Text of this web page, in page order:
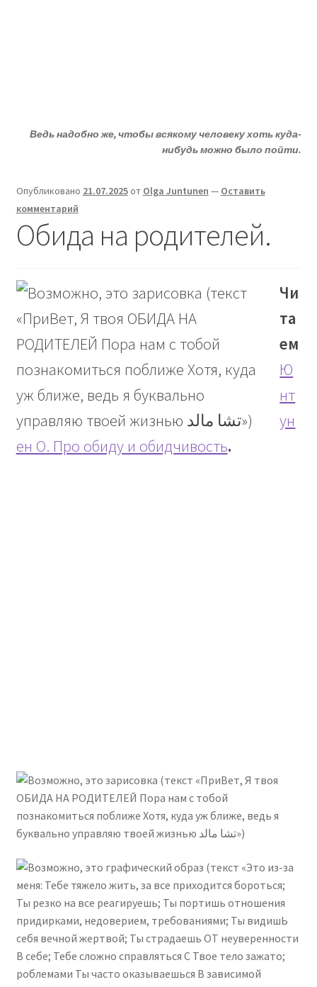
О депрессии
Улыбнитесь
Ведь надобно же, чтобы всякому человеку хоть куда-
нибудь можно было пойти.
Опубликовано 21.07.2025от Olga Juntunen — Оставить
комментарий
Обида на родителей.
Чи
та
ем
Ю
нт
ун
ен О. Про обиду и обидчивость.